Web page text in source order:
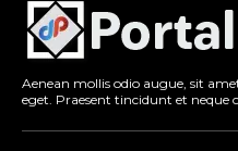
Aenean mollis odio augue, sit
eget. Praesent tincidunt et neque